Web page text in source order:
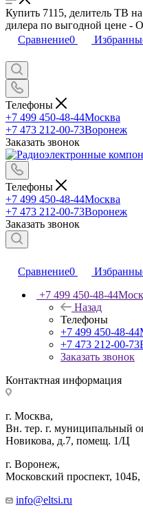
Купить 7115, делитель ТВ
дилера по выгодной цене
Сравнение0
Телефоны
+7 499 450-48-44Москва
+7 473 212-00-73Воронеж
Заказать звонок
Телефоны
+7 499 450-48-44Москва
+7 473 212-00-73Воронеж
Заказать звонок
Сравнение0
+7 499 450-48-44
Назад
Телефоны
+7 499 450-48-44
+7 473 212-00-73
Заказать звонок
Контактная информация
г. Москва,
Вн. тер. г. муниципальный
Новикова, д.7, помещ. 1/Ц
г. Воронеж,
​Московский проспект,
info@eltsi.ru